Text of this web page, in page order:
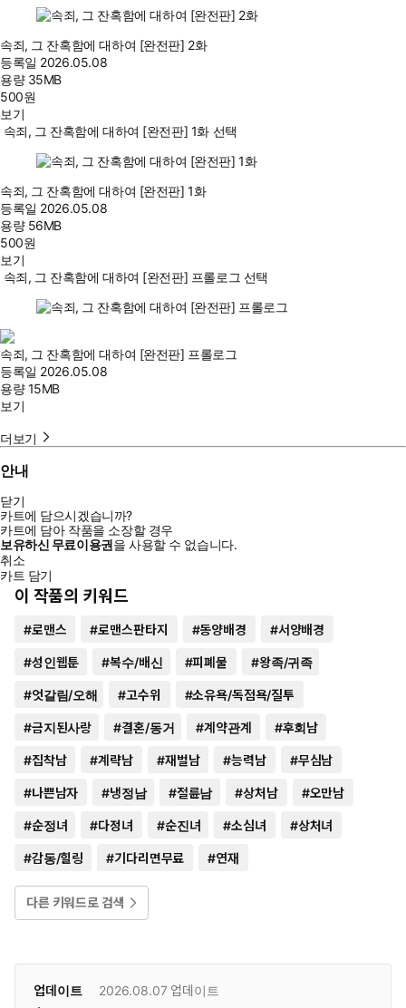
속죄, 그 잔혹함에 대하여 [완전판] 2화
등록일 2026.05.08
용량 35MB
500원
보기
속죄, 그 잔혹함에 대하여 [완전판] 1화 선택
속죄, 그 잔혹함에 대하여 [완전판] 1화
등록일 2026.05.08
용량 56MB
500원
보기
속죄, 그 잔혹함에 대하여 [완전판] 프롤로그 선택
속죄, 그 잔혹함에 대하여 [완전판] 프롤로그
등록일 2026.05.08
용량15MB
보기
더보기
안내
닫기
카트에 담으시겠습니까?
카트에 담아 작품을 소장할 경우
보유하신 무료이용권을 사용할 수 없습니다.
취소
카트 담기
이 작품의 키워드
#로맨스 #로맨스판타지 #동양배경 #서양배경
#성인웹툰 #복수/배신 #피폐물 #왕족/귀족
#엇갈림/오해 #고수위 #소유욕/독점욕/질투
#금지된사랑 #결혼/동거 #계약관계 #후회남
#집착남 #계략남 #재벌남 #능력남 #무심남
#나쁜남자 #냉정남 #절륜남 #상처남 #오만남
#순정녀 #다정녀 #순진녀 #소심녀 #상처녀
#감동/힐링 #기다리면무료 #연재
다른 키워드로 검색
업데이트 2026.08.07업데이트